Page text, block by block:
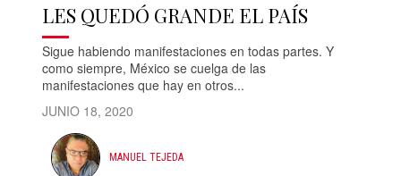
LES QUEDÓ GRANDE EL PAÍS
Sigue habiendo manifestaciones en todas partes. Y
como siempre, México se cuelga de las
manifestaciones que hay en otros...
JUNIO 18, 2020
MANUEL TEJEDA